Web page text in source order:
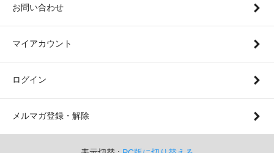
お問い合わせ
マイアカウント
ログイン
メルマガ登録・解除